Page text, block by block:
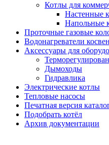
Котлы для
Настенные
Напольные
Проточные газовые
Водонагреватели
Аксессуары для
Дымоходы
Гидравлика
Электрические котлы
Тепловые насосы
Печатная версия
Подобрать котёл
Архив документации